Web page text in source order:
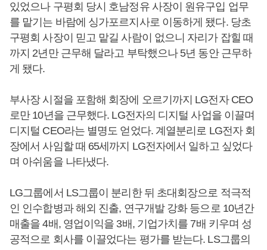
있었으나 구평회 당시 호남정유 사장이 원유구입 업무
를 맡기는 바람에 싱가포르지사로 이동하게 됐다. 당초
구평회 사장이 믿고 맡길 사람이 없으니 자리가 잡힐 때
까지 2년만 근무해 달라고 부탁했으나 5년 동안 근무하
게 됐다.
부사장 시절을 포함해 회장에 오르기까지 LG전자 CEO
로만 10년을 근무했다. LG전자의 디지털 사업을 이끌며
디지털 CEO라는 별명도 얻었다. 계열분리로 LG전자 회
장에서 사임할 때 65세까지 LG전자에서 일하고 싶었다
며 아쉬움을 나타냈다.
LG그룹에서 LS그룹이 분리한 뒤 초대회장으로 적극적
인 인수합병과 해외 진출, 연구개발 강화 등으로 10년간
매출을 4배, 영업이익을 3배, 기업가치를 7배 키우며 성
공적으로 회사를 이끌었다는 평가를 받는다. LS그룹의